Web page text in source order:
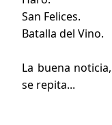
San Felices.
Batalla del Vino.
La buena
se repita...